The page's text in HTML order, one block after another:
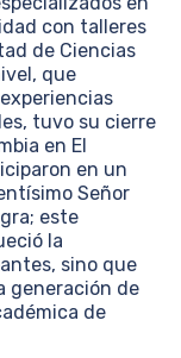
con talleres
de Ciencias
que
tuvo su cierre
en El
en un
Señor
este
la
sino que
generación de
de